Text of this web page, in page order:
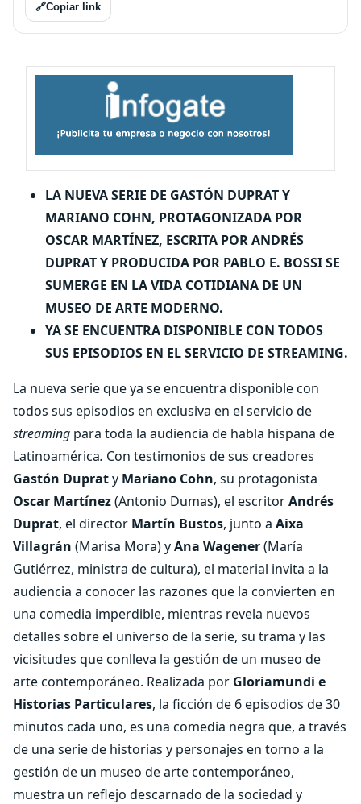
🔗Copiar link
LA NUEVA SERIE DE GASTÓN DUPRAT Y
MARIANO COHN, PROTAGONIZADA POR
OSCAR MARTÍNEZ, ESCRITA POR ANDRÉS
DUPRAT Y PRODUCIDA POR PABLO E. BOSSI SE
SUMERGE EN LA VIDA COTIDIANA DE UN
MUSEO DE ARTE MODERNO.
YA SE ENCUENTRA DISPONIBLE CON TODOS
SUS EPISODIOS EN EL SERVICIO DE STREAMING.
La nueva serie que ya se encuentra disponible con
todos sus episodios en exclusiva en el servicio de
streaming para toda la audiencia de habla hispana de
Latinoamérica. Con testimonios de sus creadores
Gastón Dupraty Mariano Cohn, su protagonista
Oscar Martínez(Antonio Dumas), el escritorAndrés
Duprat, el director Martín Bustos, junto a Aixa
Villagrán (Marisa Mora) yAna Wagener(María
Gutiérrez, ministra de cultura), el material invita a la
audiencia a conocer las razones que la convierten en
una comedia imperdible, mientras revela nuevos
detalles sobre el universo de la serie, su trama y las
vicisitudes que conlleva la gestión de un museo de
arte contemporáneo. Realizada por Gloriamundi e
Historias Particulares, la ficción de 6 episodios de 30
minutos cada uno, es una comedia negra que, a través
de una serie de historias y personajes en torno a la
gestión de un museo de arte contemporáneo,
muestra un reflejo descarnado de la sociedad y